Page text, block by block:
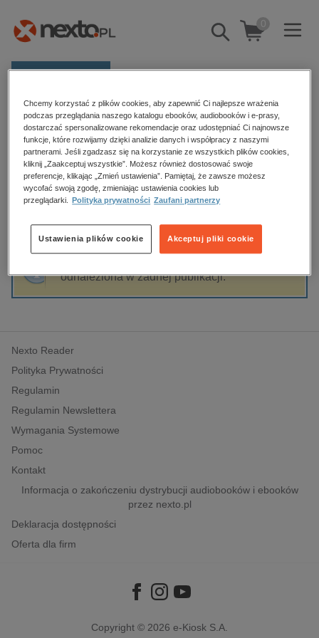
Pokaż/schowaj
wyszukiwarkę
0
Kategorie
Zobacz wszystkie E-prasa
budownictwo, aranżacja wnętrz
biznesowe, branżowe, gospodarka
dzienniki
edukacja
hobby, sport, rozrywka
komputery, internet, technologie, informatyka
polityka, społeczno-informacyjne
psychologiczne
inne
popularno-naukowe
historia
Strona główna Krzysztof Maciejewski
Krzysztof Maciejewski
Sortowanie Filtrowanie
odnaleziona w żadnej publikacji.
Nexto Reader
Polityka Prywatności
Regulamin
Regulamin Newslettera
Wymagania Systemowe
Pomoc
Kontakt
Informacja o zakończeniu dystrybucji audiobooków i ebooków
przez nexto.pl
Deklaracja dostępności
Oferta dla firm
Copyright © 2026 e-Kiosk S.A.
Chcemy korzystać z plików cookies, aby zapewnić Ci najlepsze wrażenia
podczas przeglądania naszego katalogu ebooków, audiobooków i e-prasy,
dostarczać spersonalizowane rekomendacje oraz udostępniać Ci najnowsze
funkcje, które rozwijamy dzięki analizie danych i współpracy z naszymi
partnerami. Jeśli zgadzasz się na korzystanie ze wszystkich plików cookies,
kliknij „Zaakceptuj wszystkie”. Możesz również dostosować swoje
preferencje, klikając „Zmień ustawienia”. Pamiętaj, że zawsze możesz
wycofać swoją zgodę, zmieniając ustawienia cookies lub
przeglądarki.
Polityka prywatności Zaufani partnerzy
Akceptuj pliki cookie
Ustawienia plików cookie